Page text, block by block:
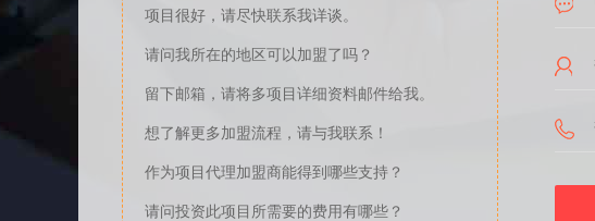
项目很好，请尽快联系我详谈。
请问我所在的地区可以加盟了吗？
留下邮箱，请将多项目详细资料邮件给我。
想了解更多加盟流程，请与我联系！
作为项目代理加盟商能得到哪些支持？
请问投资此项目所需要的费用有哪些？